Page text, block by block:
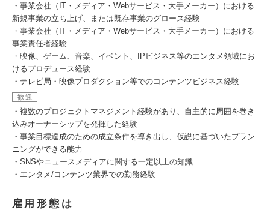
・事業会社（IT・メディア・Webサービス・大手メーカー）における
新規事業の立ち上げ、または既存事業のグロース経験
・事業会社（IT・メディア・Webサービス・大手メーカー）における
事業責任者経験
・映像、ゲーム、音楽、イベント、IPビジネス等のエンタメ領域にお
けるプロデュース経験
・テレビ局・映像プロダクション等でのコンテンツビジネス経験
歓迎
・複数のプロジェクトマネジメント経験があり、自主的に周囲を巻き
込みオーナーシップを発揮した経験
・事業目標達成のための成立条件を導き出し、仮説に基づいたプラン
ニングができる能力
・SNSやニュースメディアに関する一定以上の知識
・エンタメ/コンテンツ業界での勤務経験
雇用形態は